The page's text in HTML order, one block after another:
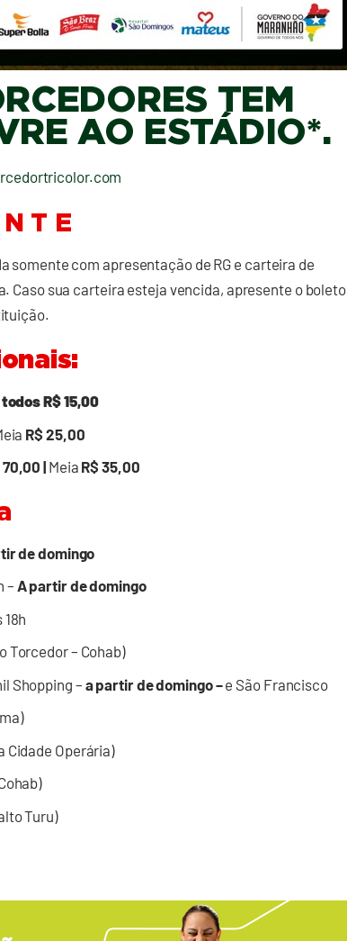
TEM
AO ESTÁDIO*.
N T E
somente com apresentação de RG e carteira de
Caso sua carteira esteja vencida, apresente o boleto
R$ 15,00
R$ 25,00
70,00 | Meia R$ 35,00
de domingo
– A partir de domingo
18h
Torcedor – Cohab)
Shopping –a partir de domingo –e São Francisco
Cidade Operária)
Turu)